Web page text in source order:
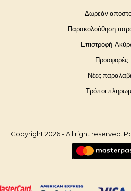
Δωρεάν
Παρακολούθηση
Επιστροφή-
Προσφορές
Νέες
Τρόποι
Copyright 2026 - All right reserved.